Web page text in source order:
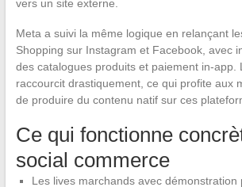
vers un site externe.
Meta a suivi la même logique en relançant
Shopping sur Instagram et Facebook, avec
des catalogues produits et paiement in-app.
raccourcit drastiquement, ce qui profite aux
de produire du contenu natif sur ces
Ce qui fonctionne
social commerce
Les lives marchands avec démonstration